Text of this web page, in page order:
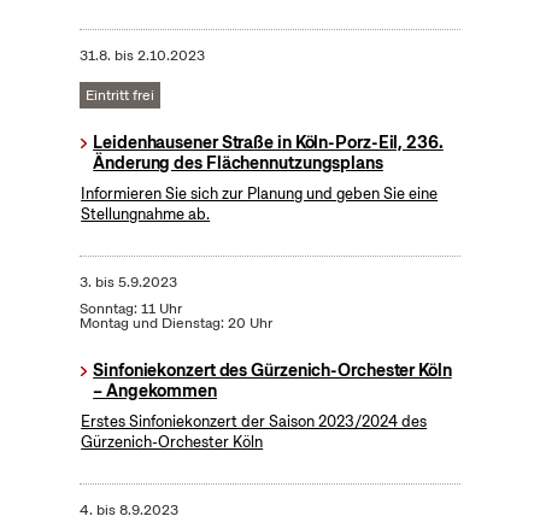
31.8. bis2.10.2023
Eintritt frei
Leidenhausener Straße in Köln-Porz-Eil, 236.
Änderung des Flächennutzungsplans
Informieren Sie sich zur Planung und geben Sie eine
Stellungnahme ab.
3. bis5.9.2023
Sonntag: 11 Uhr
Montag und Dienstag: 20 Uhr
Sinfoniekonzert des Gürzenich-Orchester Köln
– Angekommen
Erstes Sinfoniekonzert der Saison 2023/2024 des
Gürzenich-Orchester Köln
4. bis8.9.2023